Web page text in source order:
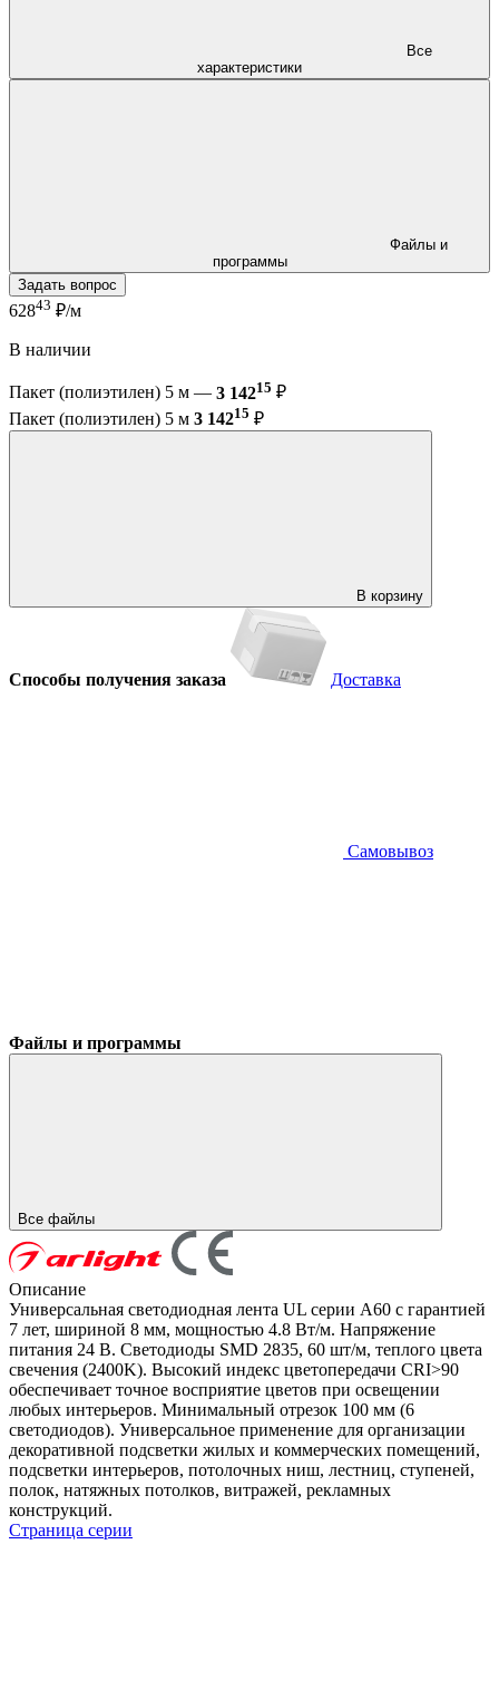
характеристики
программы
Задать вопрос
62843 ₽/м
В наличии
Пакет (полиэтилен) 5 м — 3 14215 ₽
Пакет (полиэтилен) 5 м 3 14215 ₽
В корзину
Способы получения заказа Доставка
Самовывоз
Файлы и программы
Все файлы
Описание
Универсальная светодиодная лента UL серии A60 с гарантией
7 лет, шириной 8 мм, мощностью 4.8 Вт/м. Напряжение
питания 24 В. Светодиоды SMD 2835, 60 шт/м, теплого цвета
свечения (2400K). Высокий индекс цветопередачи CRI>90
обеспечивает точное восприятие цветов при освещении
любых интерьеров. Минимальный отрезок 100 мм (6
светодиодов). Универсальное применение для организации
декоративной подсветки жилых и коммерческих помещений,
подсветки интерьеров, потолочных ниш, лестниц, ступеней,
полок, натяжных потолков, витражей, рекламных
конструкций.
Страница серии